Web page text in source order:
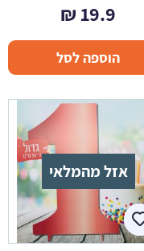
19.9
₪
הוספה לסל
אזל מהמלאי